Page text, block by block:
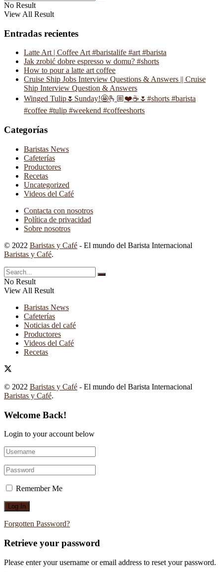
No Result
View All Result
Entradas recientes
Latte Art | Coffee Art #baristalife #art #barista
Jak zrobić dobre espresso w domu? #shorts
How to pour a latte art coffee
Cruise Ship Jobs Interview Questions & Answers || Cruise
Ship Interview Question & Answers
Winged Tulip🌷Sunday!🤩🫰🏼❤️☕️🌷#shorts #barista
#coffee #tulip #weekend #coffeeshorts
Categorías
Baristas News
Cafeterías
Productores
Recetas
Uncategorized
Videos del Café
Contacta con nosotros
Política de privacidad
Sobre nosotros
© 2022 Baristas y Café - El mundo del Barista Internacional
Baristas y Café.
No Result
View All Result
Baristas News
Cafeterías
Noticias del café
Productores
Videos del Café
Recetas
© 2022 Baristas y Café - El mundo del Barista Internacional
Baristas y Café.
Welcome Back!
Login to your account below
Remember Me
Forgotten Password?
Retrieve your password
Please enter your username or email address to reset your password.